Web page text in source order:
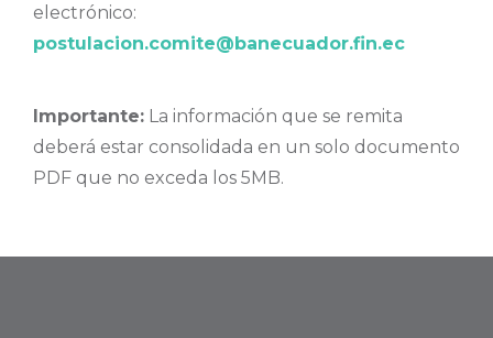
electrónico:
postulacion.comite@banecuador.fin.ec
Importante: La información que se remita
deberá estar consolidada en un solo documento
PDF que no exceda los 5MB.